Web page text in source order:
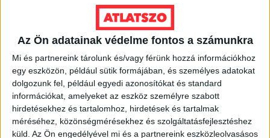
Az Ön adatainak védelme fontos a számunkra
Mi és partnereink tárolunk és/vagy férünk hozzá információkhoz
egy eszközön, például sütik formájában, és személyes adatokat
dolgozunk fel, például egyedi azonosítókat és standard
információkat, amelyeket az eszköz személyre szabott
hirdetésekhez és tartalomhoz, hirdetések és tartalmak
méréséhez, közönségmérésekhez és szolgáltatásfejlesztéshez
küld. Az Ön engedélyével mi és a partnereink eszközleolvasásos
2018. október 18.
Még a közterület-felügyelet
vezetője is beleállt a Fideszes
képviselőjelölt kampányába
Még a közterület-felügyelet vezetője is beleállt a
Fideszes képviselőjelölt kampányába Szombathelyen.
De így is elmaradt a siker. Pedig a fideszes...